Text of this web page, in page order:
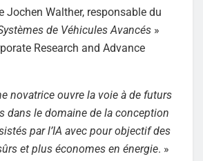
Jochen Walther, responsable du
de Véhicules Avancés »
Research and Advance
novatrice ouvre la voie à de futurs
dans le domaine de la conception
par l’IA avec pour objectif des
et plus économes en énergie. »